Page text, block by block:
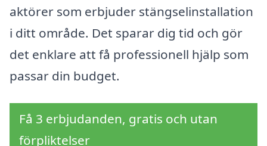
aktörer som erbjuder stängselinstallation
i ditt område. Det sparar dig tid och gör
det enklare att få professionell hjälp som
passar din budget.
Få 3 erbjudanden, gratis och utan
förpliktelser